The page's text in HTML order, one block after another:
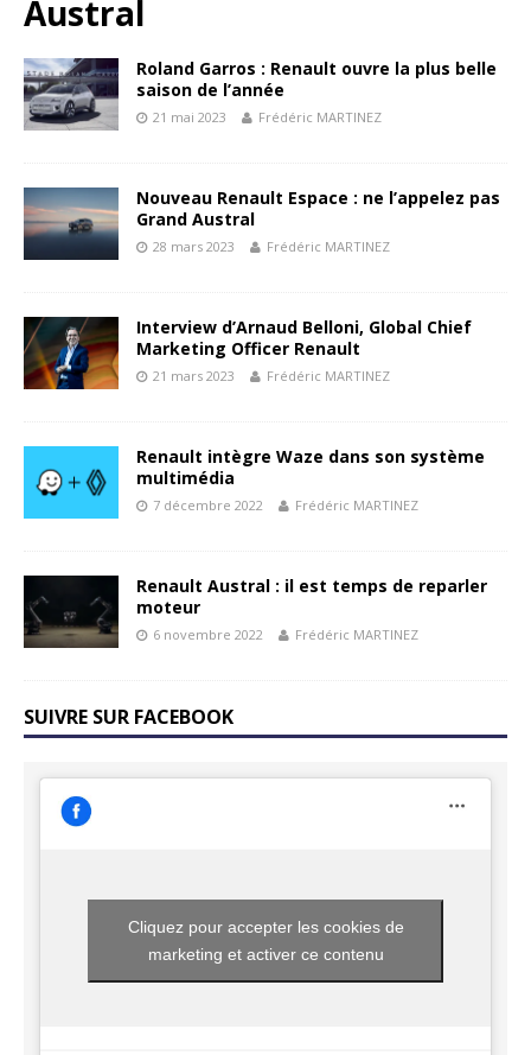
Austral
Roland Garros : Renault ouvre la plus belle
saison de l’année
21 mai 2023 Frédéric MARTINEZ
Nouveau Renault Espace : ne l’appelez pas
Grand Austral
28 mars 2023 Frédéric MARTINEZ
Interview d’Arnaud Belloni, Global Chief
Marketing Officer Renault
21 mars 2023 Frédéric MARTINEZ
Renault intègre Waze dans son système
multimédia
7 décembre 2022 Frédéric MARTINEZ
Renault Austral : il est temps de reparler
moteur
6 novembre 2022 Frédéric MARTINEZ
SUIVRE SUR FACEBOOK
Cliquez pour accepter les cookies de
marketing et activer ce contenu